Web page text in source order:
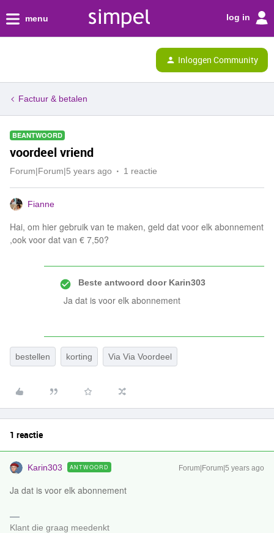
menu log in
Inloggen Community
Factuur & betalen
BEANTWOORD
voordeel vriend
Forum|Forum|5 years ago 1 reactie
Fianne
Hai, om hier gebruik van te maken, geld dat voor elk abonnement
,ook voor dat van € 7,50?
Beste antwoord doorKarin303
Ja dat is voor elk abonnement
bestellen korting Via Via Voordeel
1 reactie
Karin303 ANTWOORD Forum|Forum|5 years ago
Ja dat is voor elk abonnement
Klant die graag meedenkt